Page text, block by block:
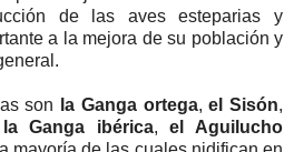
de las aves esteparias y
a la mejora de su población y
son la Ganga ortega,el Sisón,
la Ganga ibérica,el Aguilucho